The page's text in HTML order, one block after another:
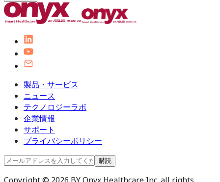
製品・サービス
ニュース
テクノロジーラボ
企業情報
サポート
プライバシーポリシー
購読